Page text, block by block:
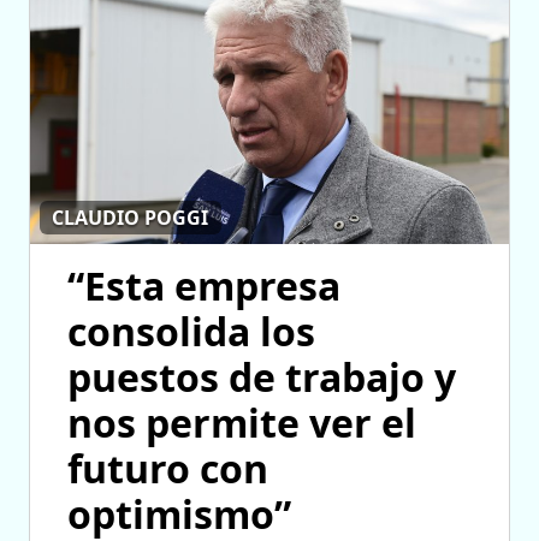
CLAUDIO POGGI
“Esta empresa
consolida los
puestos de trabajo y
nos permite ver el
futuro con
optimismo”